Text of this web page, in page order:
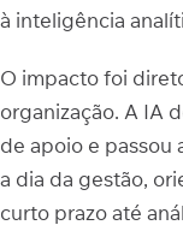
à inteligência
O impacto foi
organização. A IA
de apoio e passou
a dia da gestão,
curto prazo até